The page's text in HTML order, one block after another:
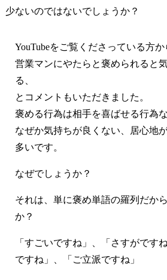
少ないのではないでしょうか？
YouTubeをご覧くださっている方か
営業マンにやたらと褒められると
る、
とコメントもいただきました。
褒める行為は相手を喜ばせる行為な
なぜか気持ちが良くない、居心地
多いです。
なぜでしょうか？
それは、単に褒め単語の羅列だか
か？
「すごいですね」、「さすがです
ですね」、「ご立派ですね」